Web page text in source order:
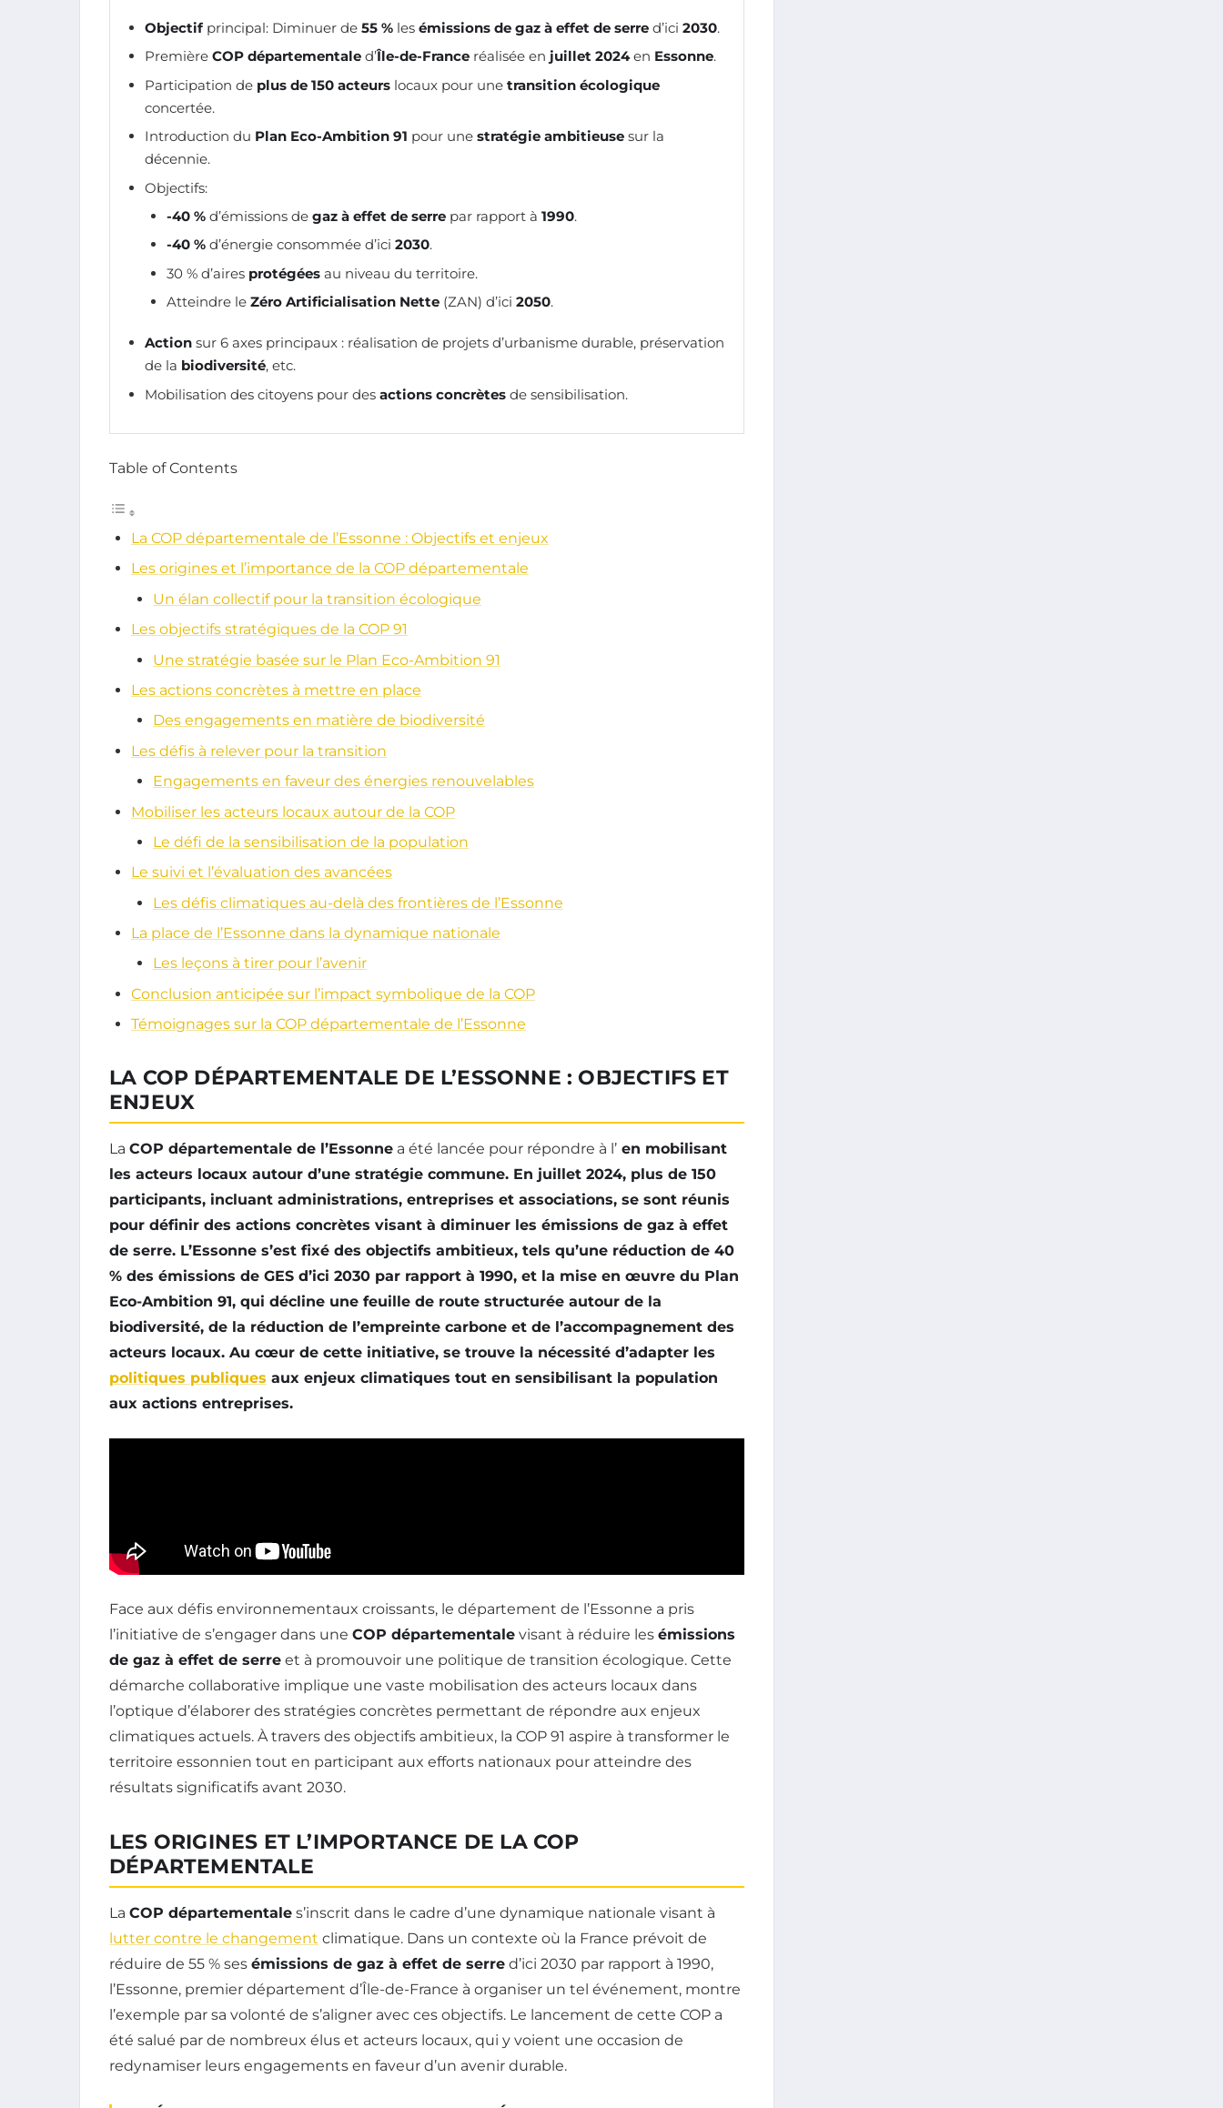
Objectifprincipal: Diminuer de 55 % les émissions de gaz à effet de serre d’ici 2030.
Première COP départementale d’Île-de-France réalisée en juillet 2024en Essonne.
Participation de plus de 150 acteurs locaux pour une transition écologique
concertée.
Introduction du Plan Eco-Ambition 91 pour une stratégie ambitieuse sur la
décennie.
Objectifs:
-40 % d’émissions de gaz à effet de serre par rapport à 1990.
-40 % d’énergie consommée d’ici 2030.
30 % d’aires protégées au niveau du territoire.
Atteindre le Zéro Artificialisation Nette (ZAN) d’ici 2050.
Action sur 6 axes principaux : réalisation de projets d’urbanisme durable, préservation
de la biodiversité, etc.
Mobilisation des citoyens pour des actions concrètes de sensibilisation.
Table of Contents
La COP départementale de l’Essonne : Objectifs et enjeux
Les origines et l’importance de la COP départementale
Un élan collectif pour la transition écologique
Les objectifs stratégiques de la COP 91
Une stratégie basée sur le Plan Eco-Ambition 91
Les actions concrètes à mettre en place
Des engagements en matière de biodiversité
Les défis à relever pour la transition
Engagements en faveur des énergies renouvelables
Mobiliser les acteurs locaux autour de la COP
Le défi de la sensibilisation de la population
Le suivi et l’évaluation des avancées
Les défis climatiques au-delà des frontières de l’Essonne
La place de l’Essonne dans la dynamique nationale
Les leçons à tirer pour l’avenir
Conclusion anticipée sur l’impact symbolique de la COP
Témoignages sur la COP départementale de l’Essonne
LA COP DÉPARTEMENTALE DE L’ESSONNE : OBJECTIFS ET
ENJEUX
La COP départementale de l’Essonne a été lancée pour répondre à l’ en mobilisant
les acteurs locaux autour d’une stratégie commune. En juillet 2024, plus de 150
participants, incluant administrations, entreprises et associations, se sont réunis
pour définir des actions concrètes visant à diminuer les émissions de gaz à effet
de serre. L’Essonne s’est fixé des objectifs ambitieux, tels qu’une réduction de 40
% des émissions de GES d’ici 2030 par rapport à 1990, et la mise en œuvre du Plan
Eco-Ambition 91, qui décline une feuille de route structurée autour de la
biodiversité, de la réduction de l’empreinte carbone et de l’accompagnement des
acteurs locaux. Au cœur de cette initiative, se trouve la nécessité d’adapter les
politiques publiques aux enjeux climatiques tout en sensibilisant la population
aux actions entreprises.
Face aux défis environnementaux croissants, le département de l’Essonne a pris
l’initiative de s’engager dans une COP départementale visant à réduire les émissions
de gaz à effet de serre et à promouvoir une politique de transition écologique. Cette
démarche collaborative implique une vaste mobilisation des acteurs locaux dans
l’optique d’élaborer des stratégies concrètes permettant de répondre aux enjeux
climatiques actuels. À travers des objectifs ambitieux, la COP 91 aspire à transformer le
territoire essonnien tout en participant aux efforts nationaux pour atteindre des
résultats significatifs avant 2030.
LES ORIGINES ET L’IMPORTANCE DE LA COP
DÉPARTEMENTALE
La COP départementale s’inscrit dans le cadre d’une dynamique nationale visant à
lutter contre le changement climatique. Dans un contexte où la France prévoit de
réduire de 55 % ses émissions de gaz à effet de serre d’ici 2030 par rapport à 1990,
l’Essonne, premier département d’Île-de-France à organiser un tel événement, montre
l’exemple par sa volonté de s’aligner avec ces objectifs. Le lancement de cette COP a
été salué par de nombreux élus et acteurs locaux, qui y voient une occasion de
redynamiser leurs engagements en faveur d’un avenir durable.